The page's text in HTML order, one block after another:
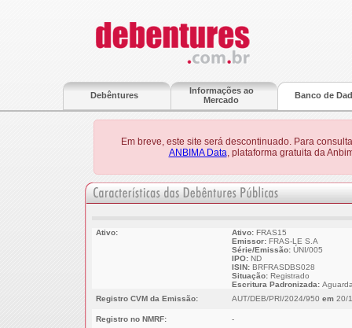
Debêntures
Informações ao
Mercado
Banco de
Em breve, este site será descontinuado. Para
ANBIMA Data, plataforma gratuita da
Ativo: Ativo:FRAS15
Emissor:FRAS-LE S.A
Série/Emissão:ÚNI/005
IPO: ND
ISIN:BRFRASDBS028
Situação:Registrado
Escritura Padronizada:
Registro CVM da Emissão:
AUT/DEB/PRI/2024/950 em20/
Registro no NMRF: -